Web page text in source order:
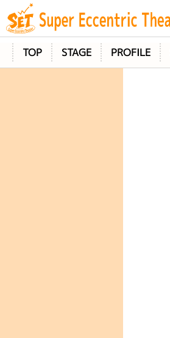
TOP STAGE PROFILE